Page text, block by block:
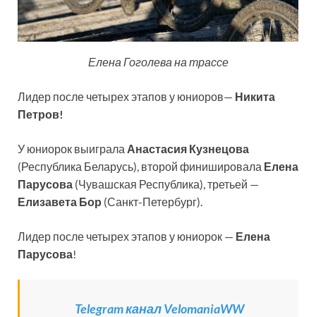
Елена Гоголева на трассе
Лидер после четырех этапов у юниоров— Никита
Петров!
У юниорок выиграла Анастасия Кузнецова
(Республика Беларусь), второй финишировала Елена
Парусова (Чувашская Республика), третьей —
Елизавета Бор (Санкт-Петербург).
Лидер после четырех этапов у юниорок — Елена
Парусова!
Telegram канал VelomaniaWW